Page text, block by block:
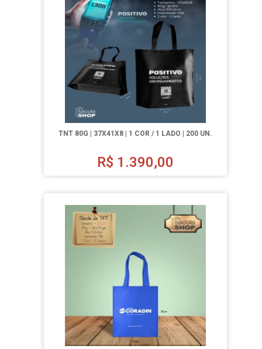
TNT 80G | 37X41X8 | 1 COR / 1 LADO | 200 UN.
R$ 1.390,00